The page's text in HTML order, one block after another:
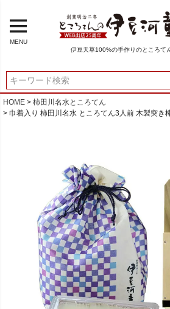
MENU
伊豆天草100%の手作りのところて
HOME
柿田川名水ところてん
巾着入り 柿田川名水 ところてん3人前 木製突き